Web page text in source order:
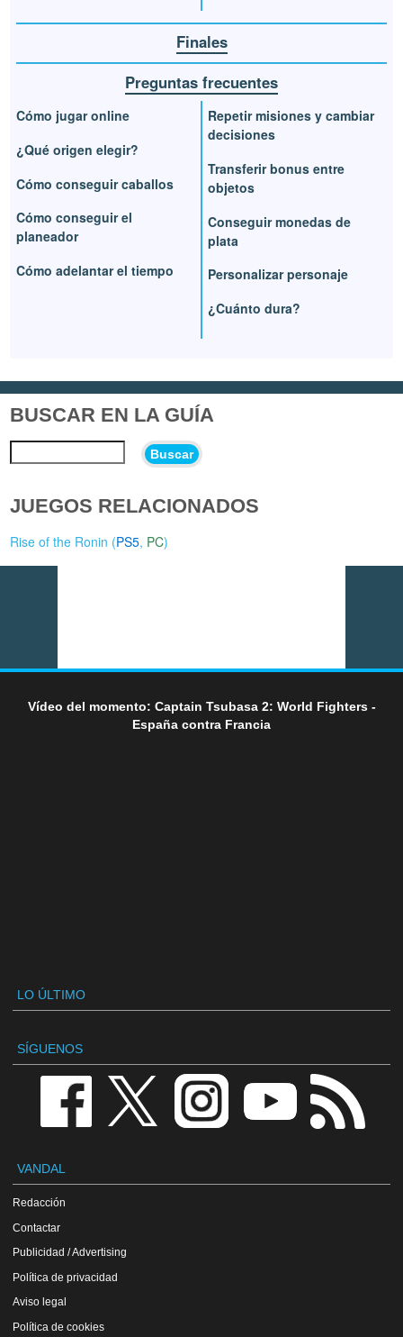
Finales
Preguntas frecuentes
Cómo jugar online
¿Qué origen elegir?
Cómo conseguir caballos
Cómo conseguir el
planeador
Cómo adelantar el tiempo
Repetir misiones y cambiar
decisiones
Transferir bonus entre
objetos
Conseguir monedas de
plata
Personalizar personaje
¿Cuánto dura?
BUSCAR EN LA GUÍA
Buscar
JUEGOS RELACIONADOS
Rise of the Ronin (PS5, PC)
Vídeo del momento: Captain Tsubasa 2: World Fighters -
España contra Francia
LO ÚLTIMO
SÍGUENOS
VANDAL
Redacción
Contactar
Publicidad / Advertising
Política de privacidad
Aviso legal
Política de cookies